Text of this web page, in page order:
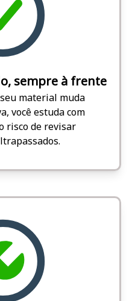
sempre à frente
material muda
você estuda com
risco de revisar